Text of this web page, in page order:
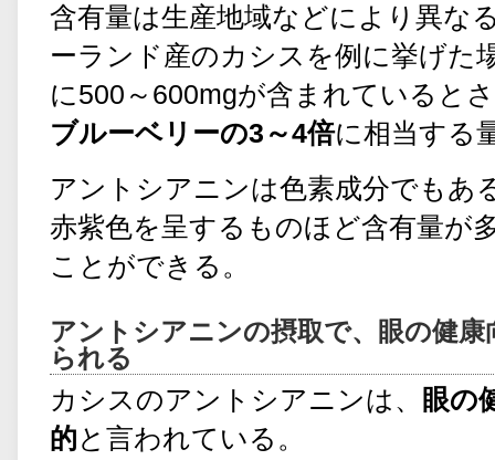
含有量は生産地域などにより異な
ーランド産のカシスを例に挙げた
に500～600mgが含まれていると
ブルーベリーの3～4倍に相当する
アントシアニンは色素成分でもあ
赤紫色を呈するものほど含有量が
ことができる。
アントシアニンの摂取で、眼の健康
られる
カシスのアントシアニンは、
眼の
的と言われている。